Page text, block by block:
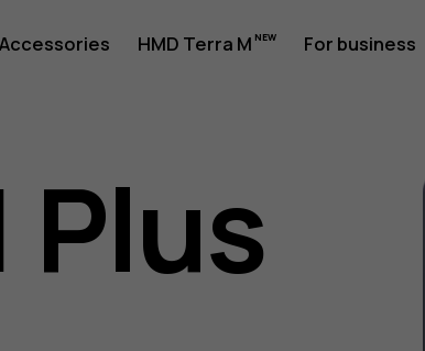
Accessories HMD Terra M For business
Plus